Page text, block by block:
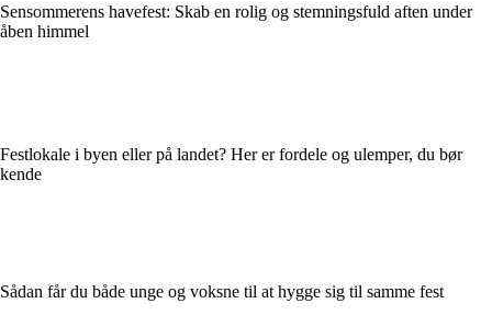
Sensommerens havefest: Skab en rolig og stemningsfuld aften under
åben himmel
Festlokale i byen eller på landet? Her er fordele og ulemper, du bør
kende
Sådan får du både unge og voksne til at hygge sig til samme fest